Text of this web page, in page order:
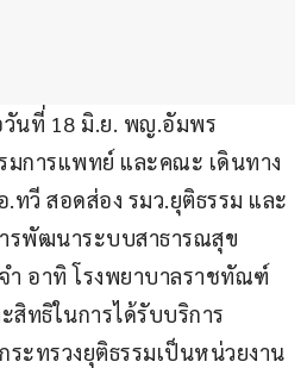
วันที่ 18 มิ.ย. พญ.อัมพร
การแพทย์ และคณะ เดินทาง
.ทวี สอดส่อง รมว.ยุติธรรม และ
รพัฒนาระบบสาธารณสุข
ำ อาทิ โรงพยาบาลราชทัณฑ์
สิทธิในการได้รับบริการ
ระทรวงยุติธรรมเป็นหน่วยงาน